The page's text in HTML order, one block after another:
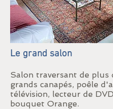
Le grand salon
Salon traversant de plus
grands canapés, poêle
télévision, lecteur de
bouquet Orange.